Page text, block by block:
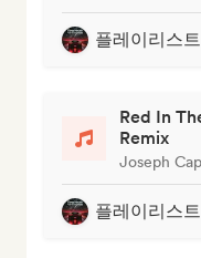
플레이리스
Red In
Remix
Joseph
플레이리스